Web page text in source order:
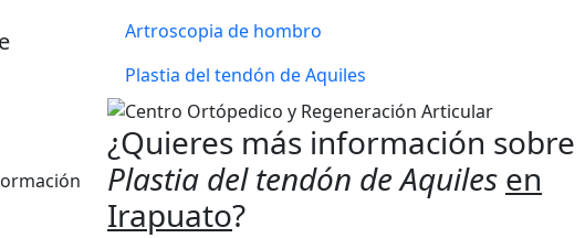
Artroscopia de hombro
Plastia del tendón de Aquiles
¿Quieres más información sobre
Plastia del tendón de Aquiles en
Irapuato?